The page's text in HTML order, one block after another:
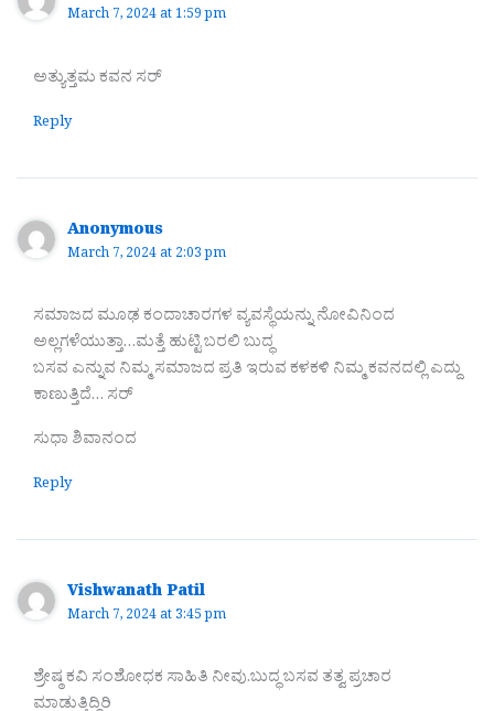
March 7, 2024 at 1:59 pm
ಅತ್ಯುತ್ತಮ ಕವನ ಸರ್
Reply
Anonymous
March 7, 2024 at 2:03 pm
ಸಮಾಜದ ಮೂಢ ಕಂದಾಚಾರಗಳ ವ್ಯವಸ್ಥೆಯನ್ನು ನೋವಿನಿಂದ
ಅಲ್ಲಗಳೆಯುತ್ತಾ…ಮತ್ತೆ ಹುಟ್ಟಿ ಬರಲಿ ಬುದ್ಧ
ಬಸವ ಎನ್ನುವ ನಿಮ್ಮ ಸಮಾಜದ ಪ್ರತಿ ಇರುವ ಕಳಕಳಿ ನಿಮ್ಮ ಕವನದಲ್ಲಿ ಎದ್ದು
ಕಾಣುತ್ತಿದೆ… ಸರ್
ಸುಧಾ ಶಿವಾನಂದ
Reply
Vishwanath Patil
March 7, 2024 at 3:45 pm
ಶ್ರೇಷ್ಠ ಕವಿ ಸಂಶೋಧಕ ಸಾಹಿತಿ ನೀವು.ಬುದ್ಧ ಬಸವ ತತ್ವ ಪ್ರಚಾರ